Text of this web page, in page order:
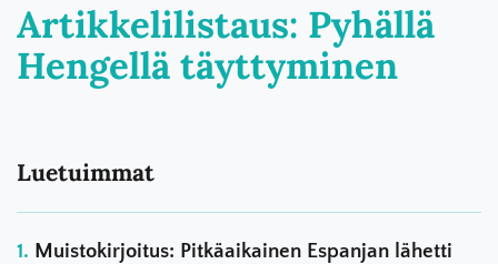
Artikkelilistaus: Pyhällä
Hengellä täyttyminen
Luetuimmat
Muistokirjoitus: Pitkäaikainen Espanjan lähetti